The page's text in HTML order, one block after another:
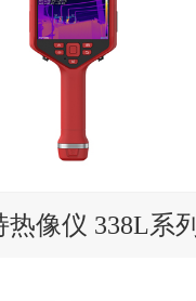
热像仪 338L系列